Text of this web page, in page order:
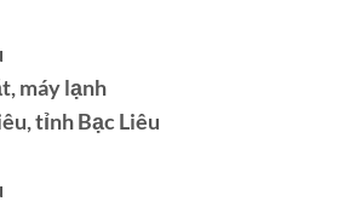
máy lạnh
tỉnh Bạc Liêu